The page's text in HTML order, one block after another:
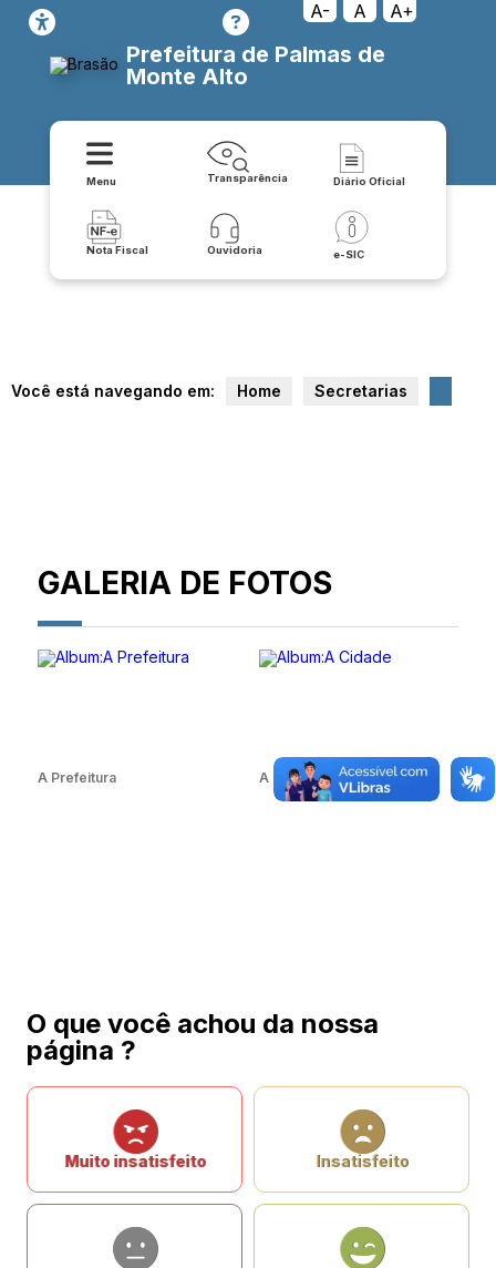
A- A A+
Prefeitura de Palmas de
Monte Alto
Menu Transparência Diário Oficial
Nota Fiscal Ouvidoria e-SIC
Você está navegando em: Home Secretarias
GALERIA DE FOTOS
A Prefeitura A Cidade
O que você achou da nossa
página ?
Muito insatisfeito Insatisfeito